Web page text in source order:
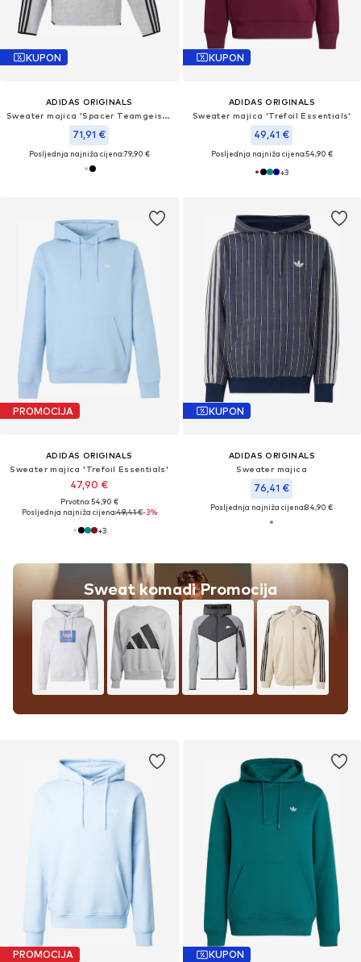
KUPON
ADIDAS ORIGINALS
Sweater majica 'Spacer Teamgeist 26'
71,91 €
Posljednja najniža cijena:79,90 €
KUPON
ADIDAS ORIGINALS
Sweater majica 'Trefoil Essentials'
49,41 €
Posljednja najniža cijena:54,90 €
+3
PROMOCIJA
ADIDAS ORIGINALS
Sweater majica 'Trefoil Essentials'
47,90 €
Prvotno: 54,90 €
Posljednja najniža cijena:49,41 €-3%
+3
Sweat komadi Promocija
KUPON
ADIDAS ORIGINALS
Sweater majica
76,41 €
Posljednja najniža cijena:84,90 €
PROMOCIJA KUPON